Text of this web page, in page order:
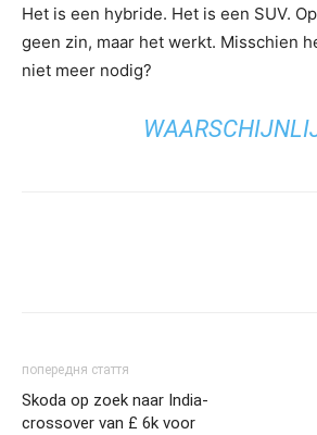
Het is een hybride. Het is een SUV.
geen zin, maar het werkt. Misschien
niet meer nodig?
попередня стаття
Skoda op zoek naar India-
crossover van £ 6k voor